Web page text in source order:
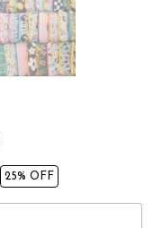
25% OFF